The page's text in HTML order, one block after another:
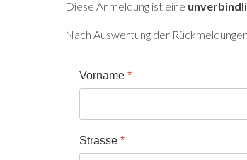
Diese Anmeldung ist eine
Nach Auswertung der
Vorname *
Strasse *